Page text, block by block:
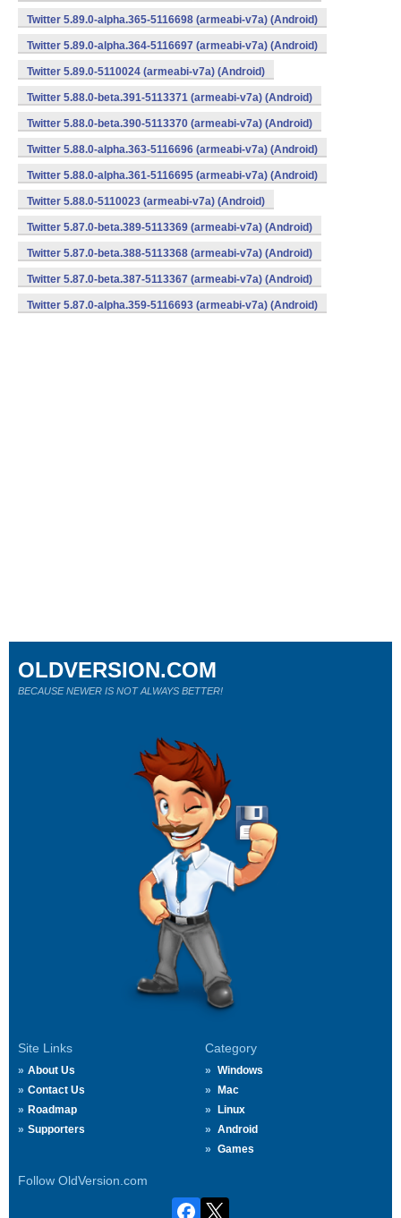
Twitter 5.89.0-alpha.365-5116698 (armeabi-v7a) (Android)
Twitter 5.89.0-alpha.364-5116697 (armeabi-v7a) (Android)
Twitter 5.89.0-5110024 (armeabi-v7a) (Android)
Twitter 5.88.0-beta.391-5113371 (armeabi-v7a) (Android)
Twitter 5.88.0-beta.390-5113370 (armeabi-v7a) (Android)
Twitter 5.88.0-alpha.363-5116696 (armeabi-v7a) (Android)
Twitter 5.88.0-alpha.361-5116695 (armeabi-v7a) (Android)
Twitter 5.88.0-5110023 (armeabi-v7a) (Android)
Twitter 5.87.0-beta.389-5113369 (armeabi-v7a) (Android)
Twitter 5.87.0-beta.388-5113368 (armeabi-v7a) (Android)
Twitter 5.87.0-beta.387-5113367 (armeabi-v7a) (Android)
Twitter 5.87.0-alpha.359-5116693 (armeabi-v7a) (Android)
Site Links
About Us
Contact Us
Roadmap
Supporters
Category
Windows
Mac
Linux
Android
Games
Follow OldVersion.com
OLDVERSION.COM
BECAUSE NEWER IS NOT ALWAYS BETTER!